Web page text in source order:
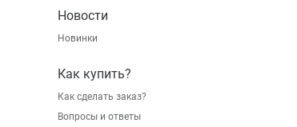
Новости
Новинки
Как купить?
Как сделать заказ?
Вопросы и ответы